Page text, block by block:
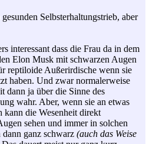
Selbsterhaltungstrieb, aber
interessant dass die Frau da in dem
Elon Musk mit schwarzen Augen
reptiloide Außerirdische wenn sie
haben. Und zwar normalerweise
dann ja über die Sinne des
wahr. Aber, wenn sie an etwas
kann die Wesenheit direkt
sehen und immer in solchen
ganz schwarz (auch das Weise